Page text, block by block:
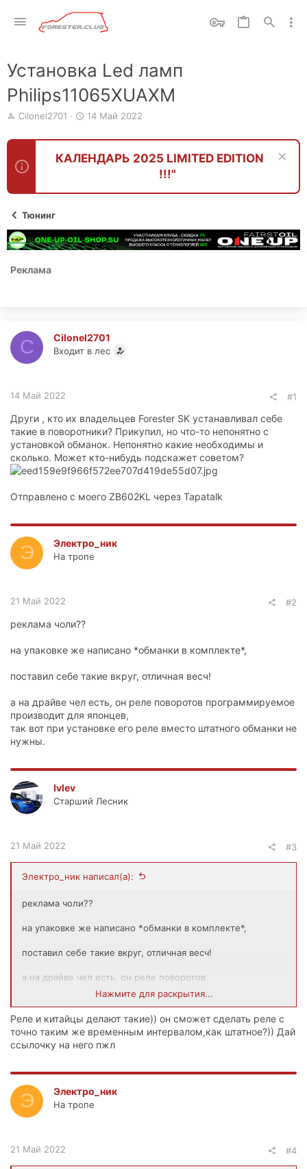
Установка Led ламп
Philips11065XUAXM
А
т
р
т
ы
Cilonel2701
Д
т
а
н
14 Май 2022
КАЛЕНДАРЬ 2025 LIMITED EDITION
!!!"
Тюнинг
Реклама
C Cilonel2701
Входит в лес
14 Май 2022 #1
Други , кто их владельцев Forester SK устанавливал себе
такие в поворотники? Прикупил, но что-то непонятно с
установкой обманок. Непонятно какие необходимы и
сколько. Может кто-нибудь подскажет советом?
Отправлено с моего ZB602KL через Tapatalk
Э Электро_ник
На тропе
21 Май 2022 #2
реклама чоли??
на упаковке же написано *обманки в комплекте*,
поставил себе такие вкруг, отличная весч!
а на драйве чел есть, он реле поворотов программируемое
производит для японцев,
так вот при установке его реле вместо штатного обманки не
нужны.
Ivlev
Старший Лесник
21 Май 2022 #3
Электро_ник написал(а):
реклама чоли??
на упаковке же написано *обманки в комплекте*,
поставил себе такие вкруг, отличная весч!
а на драйве чел есть, он реле поворотов
программируемое производит для японцев,
так вот при установке его реле вместо штатного обманки
не нужны.
Нажмите для раскрытия...
Реле и китайцы делают такие)) он сможет сделать реле с
точно таким же временным интервалом,как штатное?)) Дай
ссылочку на него пжл
Э Электро_ник
На тропе
21 Май 2022 #4